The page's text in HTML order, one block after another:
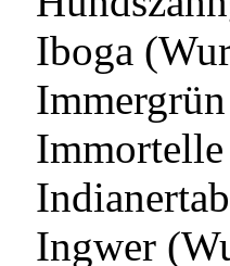
Iboga
Ingwer